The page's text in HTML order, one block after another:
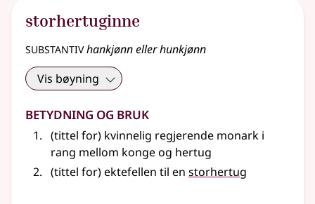
storhertuginne
substantivhankjønn eller hunkjønn
Vis bøyning
Betydning og bruk
(tittel for) kvinnelig regjerende monark i
rang mellom konge og hertug
(tittel for) ektefellen til en storhertug